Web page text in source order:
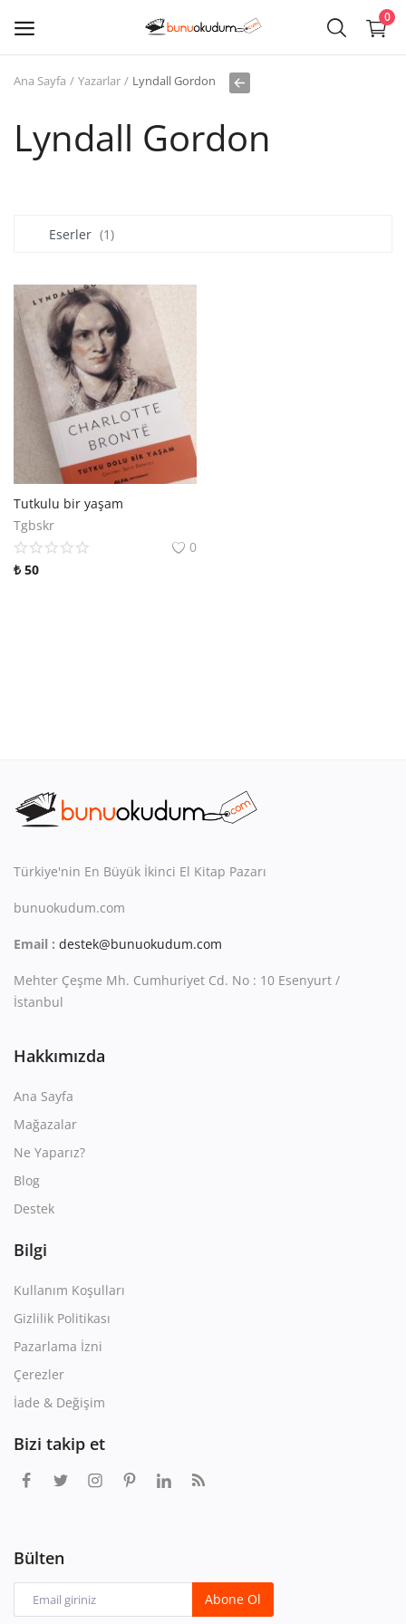
0
Eğitim
Ders - Sınav Kitapları
Çocuk Kitapları
Araştırma - Tarih
Din Tasavvuf
Felsefe
Hobi Kitapları
Kitaplığım
Destek Merkezi
Mağazalar
Blog
İletişim
Ana Sayfa Yazarlar Lyndall Gordon
Lyndall Gordon
Eserler (1)
Tutkulu bir yaşam
Tgbskr
0
₺ 50
Türkiye'nin En Büyük İkinci El Kitap Pazarı
bunuokudum.com
Email : destek@bunuokudum.com
Mehter Çeşme Mh. Cumhuriyet Cd. No : 10 Esenyurt /
İstanbul
Hakkımızda
Ana Sayfa
Mağazalar
Ne Yaparız?
Blog
Destek
Bilgi
Kullanım Koşulları
Gizlilik Politikası
Pazarlama İzni
Çerezler
İade & Değişim
Bizi takip et
Bülten
Abone Ol